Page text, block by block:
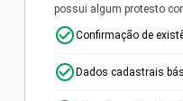
possui algum protesto
Confirmação de
Dados cadastrais